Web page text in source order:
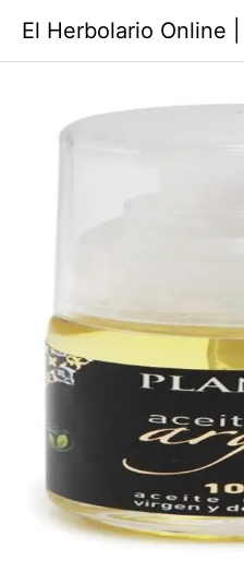
contenido
El Herbolario Online